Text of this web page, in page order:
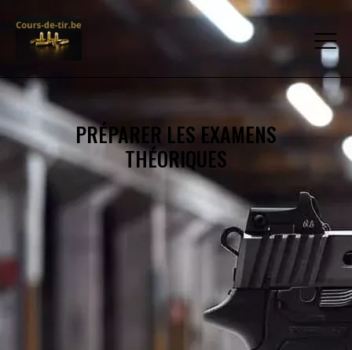
PRÉPARER LES EXAMENS
THÉORIQUES